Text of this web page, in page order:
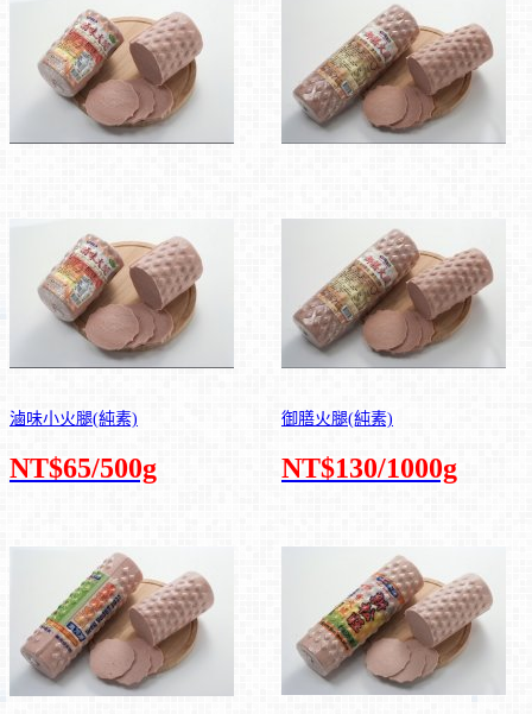
滷味小火腿(純素)
NT$65/500g
御膳火腿(純素)
NT$130/1000g